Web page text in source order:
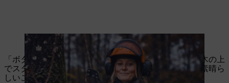
ビクトリア・カーステンス、樹医
「ボタンを押すだけでバッテリーの電力を利用でき、木の上
でスターターロープを引っ張る必要がないのは本当に素晴ら
しいことです。」